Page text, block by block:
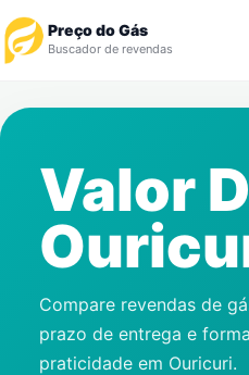
Preço do Gás
Buscador de revendas
Revendedor
Notícias
Gás
Valor
Compare revendas de
prazo de entrega e
praticidade em Ouricuri.